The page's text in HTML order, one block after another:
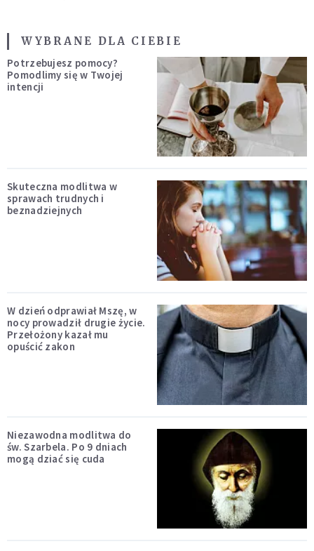
WYBRANE DLA CIEBIE
Potrzebujesz pomocy?
Pomodlimy się w Twojej
intencji
Skuteczna modlitwa w
sprawach trudnych i
beznadziejnych
W dzień odprawiał Mszę, w
nocy prowadził drugie życie.
Przełożony kazał mu
opuścić zakon
Niezawodna modlitwa do
św. Szarbela. Po 9 dniach
mogą dziać się cuda